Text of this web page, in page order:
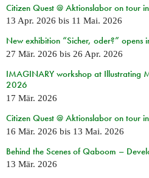
Citizen Quest @ Aktionslabor on tour
13 Apr. 2026 bis 11 Mai. 2026
New exhibition “Sicher, oder?” opens
27 Mär. 2026 bis 26 Apr. 2026
IMAGINARY workshop at Illustrating
2026
17 Mär. 2026
Citizen Quest @ Aktionslabor on tour
16 Mär. 2026 bis 13 Mai. 2026
Behind the Scenes of Qaboom –
13 Mär. 2026